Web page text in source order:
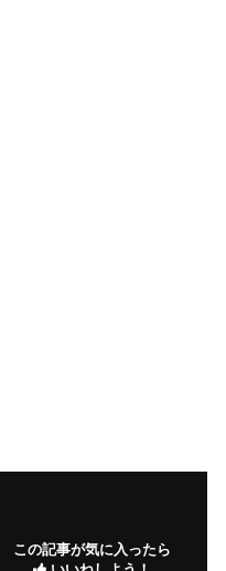
この記事が気に入ったら